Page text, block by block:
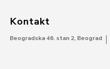
Kontakt
Beogradska 46. stan 2, Beograd